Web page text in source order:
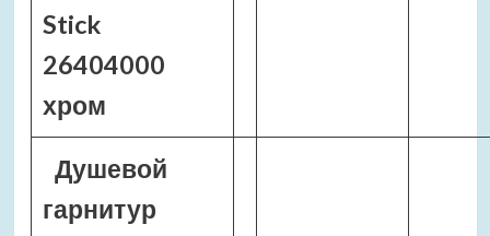
Stick
26404000
хром
Душевой
гарнитур